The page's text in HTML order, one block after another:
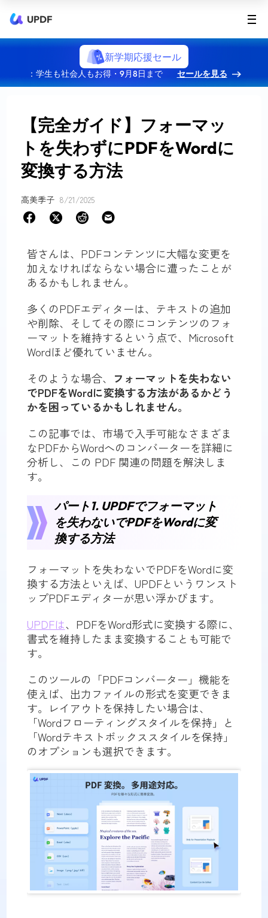
UPDF
新学期応援セール
：学生も社会人もお得・9月8日まで セールを見る
【完全ガイド】フォーマッ
トを失わずにPDFをWordに
変換する方法
高美季子 8/21/2025
皆さんは、PDFコンテンツに大幅な変更を
加えなければならない場合に遭ったことが
あるかもしれません。
多くのPDFエディターは、テキストの追加
や削除、そしてその際にコンテンツのフォ
ーマットを維持するという点で、Microsoft
Wordほど優れていません。
そのような場合、
フォーマットを失わない
でPDFをWordに変換する方法があるかどう
かを困っているかもしれません。
この記事では、市場で入手可能なさまざま
なPDFからWordへのコンバーターを詳細に
分析し、この PDF 関連の問題を解決しま
す。
パート1. UPDFでフォーマット
を失わないでPDFをWordに変
換する方法
フォーマットを失わないでPDFをWordに変
換する方法といえば、UPDFというワンスト
ップPDFエディターが思い浮かびます。
UPDFは、PDFをWord形式に変換する際に、
書式を維持したまま変換することも可能で
す。
このツールの「PDFコンバーター」機能を
使えば、出力ファイルの形式を変更できま
す。レイアウトを保持したい場合は、
「Wordフローティングスタイルを保持」と
「Wordテキストボックススタイルを保持」
のオプションも選択できます。